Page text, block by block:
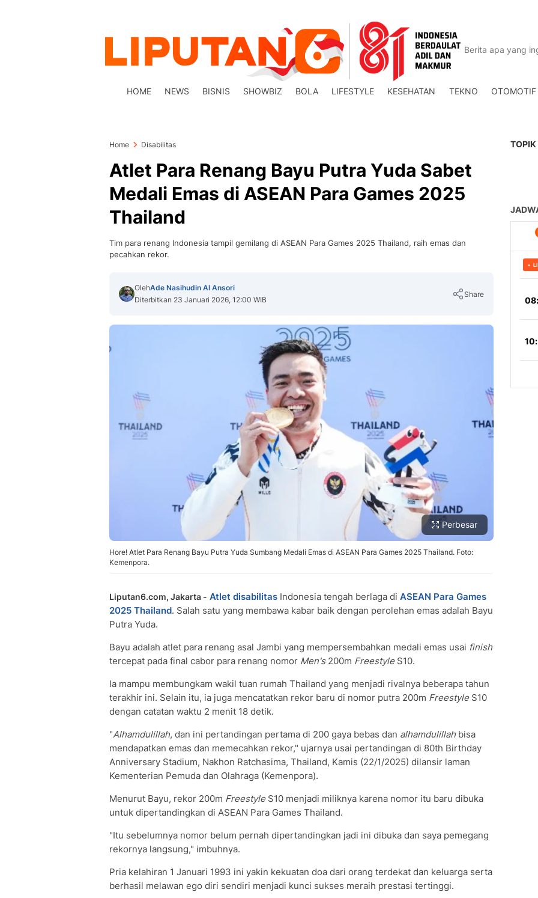
HOME NEWS BISNIS SHOWBIZ BOLA LIFESTYLE KESEHATAN TEKNO OTOMOTIF
Home Disabilitas
Atlet Para Renang Bayu Putra Yuda Sabet
Medali Emas di ASEAN Para Games 2025
Thailand
Tim para renang Indonesia tampil gemilang di ASEAN Para Games 2025 Thailand, raih emas dan
pecahkan rekor.
OlehAde Nasihudin Al Ansori
Diterbitkan 23 Januari 2026, 12:00 WIB
Share
Perbesar
Hore! Atlet Para Renang Bayu Putra Yuda Sumbang Medali Emas di ASEAN Para Games 2025 Thailand. Foto:
Kemenpora.
Liputan6.com, Jakarta - Atlet disabilitas Indonesia tengah berlaga di ASEAN Para Games
2025 Thailand. Salah satu yang membawa kabar baik dengan perolehan emas adalah Bayu
Putra Yuda.
Bayu adalah atlet para renang asal Jambi yang mempersembahkan medali emas usai finish
tercepat pada final cabor para renang nomor Men's200m FreestyleS10.
Ia mampu membungkam wakil tuan rumah Thailand yang menjadi rivalnya beberapa tahun
terakhir ini. Selain itu, ia juga mencatatkan rekor baru di nomor putra 200m FreestyleS10
dengan catatan waktu 2 menit 18 detik.
"Alhamdulillah, dan ini pertandingan pertama di 200 gaya bebas dan alhamdulillahbisa
mendapatkan emas dan memecahkan rekor," ujarnya usai pertandingan di 80th Birthday
Anniversary Stadium, Nakhon Ratchasima, Thailand, Kamis (22/1/2025) dilansir laman
Kementerian Pemuda dan Olahraga (Kemenpora).
Menurut Bayu, rekor 200m FreestyleS10 menjadi miliknya karena nomor itu baru dibuka
untuk dipertandingkan di ASEAN Para Games Thailand.
"Itu sebelumnya nomor belum pernah dipertandingkan jadi ini dibuka dan saya pemegang
rekornya langsung," imbuhnya.
Pria kelahiran 1 Januari 1993 ini yakin kekuatan doa dari orang terdekat dan keluarga serta
berhasil melawan ego diri sendiri menjadi kunci sukses meraih prestasi tertinggi.
TOPIK